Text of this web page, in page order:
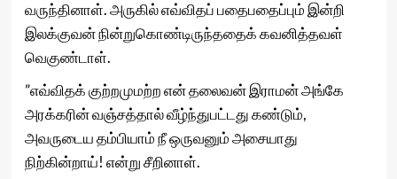
வருந்தினாள். அருகில் எவ்விதப் பதைபதைப்பும் இன்றி
இலக்குவன் நின்றுகொண்டிருந்ததைக் கவனித்தவள்
வெகுண்டாள்.
”எவ்விதக் குற்றமுமற்ற என் தலைவன் இராமன் அங்கே
அரக்கரின் வஞ்சத்தால் வீழ்ந்துபட்டது கண்டும்,
அவருடைய தம்பியாம் நீ ஒருவனும் அசையாது
நிற்கின்றாய்! என்று சீறினாள்.